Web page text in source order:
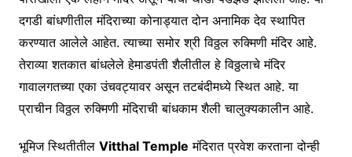
दगडी बांधणीतील मंदिराच्या कोनाड्यात दोन अनामिक देव स्थापित
करण्यात आलेले आहेत. त्याच्या समोर श्री विठ्ठल रुक्मिणी मंदिर आहे.
तेराव्या शतकात बांधलेले हेमाडपंती शैलीतील हे विठ्ठलाचे मंदिर
गावालगतच्या एका उंचवट्यावर असून तटबंदीमध्ये स्थित आहे. या
प्राचीन विठ्ठल रुक्मिणी मंदिराची बांधकाम शैली चालुक्यकालीन आहे.
भूमिज स्थितीतील Vitthal Temple मंदिरात प्रवेश करताना दोन्ही